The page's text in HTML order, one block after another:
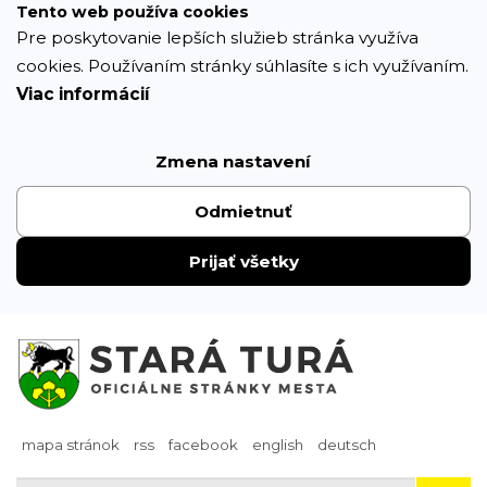
Prejsť
obsahu
Tento web používa cookies
Pre poskytovanie lepších služieb stránka využíva
cookies. Používaním stránky súhlasíte s ich využívaním.
Viac informácií
Zmena nastavení
Odmietnuť
Prijať všetky
mapa stránok rss facebook english deutsch